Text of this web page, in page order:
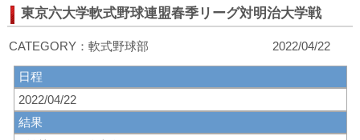
東京六大学軟式野球連盟春季リーグ対明治大学戦
CATEGORY：軟式野球部 2022/04/22
日程
2022/04/22
結果